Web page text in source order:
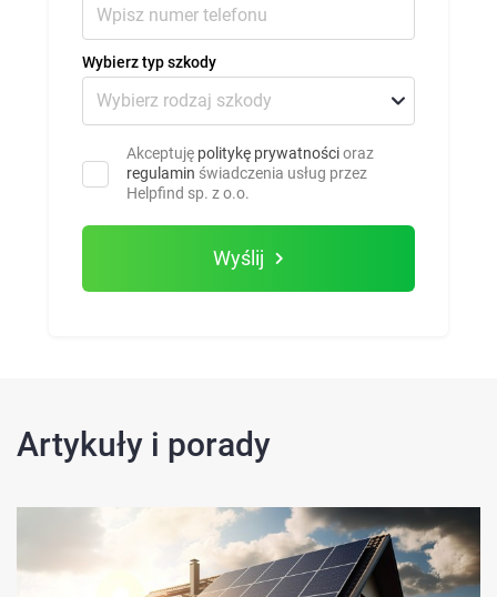
Wybierz typ szkody
Akceptuję politykę prywatnościoraz
regulamin świadczenia usług przez
Helpfind sp. z o.o.
Wyślij
Artykuły i porady